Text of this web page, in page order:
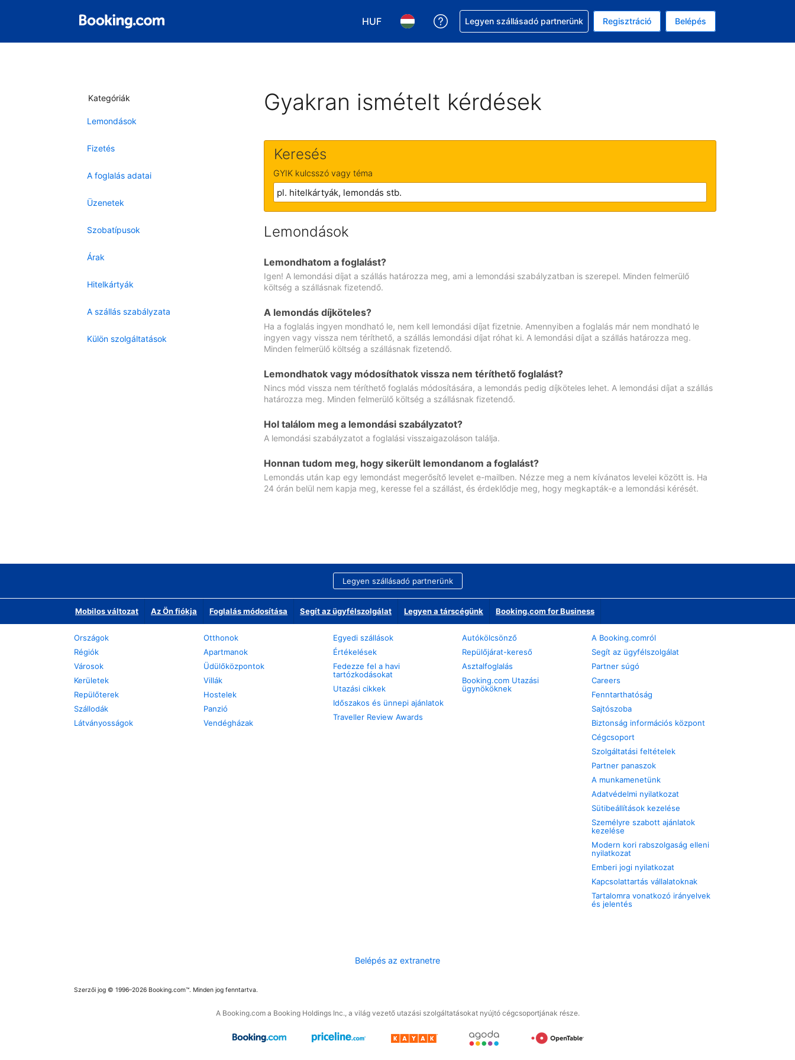
HUF
Válasszon pénznemet. Jelenlegi kiválasztott pénznem: magyar forint
Válasszon nyelvet. Jelenleg kiválasztott nyelv: Magyar
Segítség a foglalással
Legyen szállásadó partnerünk Regisztráció Belépés
Kategóriák
Lemondások
Fizetés
A foglalás adatai
Üzenetek
Szobatípusok
Árak
Hitelkártyák
A szállás szabályzata
Külön szolgáltatások
Gyakran ismételt kérdések
Keresés
GYIK kulcsszó vagy téma
Lemondások
Lemondhatom a foglalást?
Igen! A lemondási díjat a szállás határozza meg, ami a lemondási szabályzatban is szerepel. Minden felmerülő
költség a szállásnak fizetendő.
A lemondás díjköteles?
Ha a foglalás ingyen mondható le, nem kell lemondási díjat fizetnie. Amennyiben a foglalás már nem mondható le
ingyen vagy vissza nem téríthető, a szállás lemondási díjat róhat ki. A lemondási díjat a szállás határozza meg.
Minden felmerülő költség a szállásnak fizetendő.
Lemondhatok vagy módosíthatok vissza nem téríthető foglalást?
Nincs mód vissza nem téríthető foglalás módosítására, a lemondás pedig díjköteles lehet. A lemondási díjat a szállás
határozza meg. Minden felmerülő költség a szállásnak fizetendő.
Hol találom meg a lemondási szabályzatot?
A lemondási szabályzatot a foglalási visszaigazoláson találja.
Honnan tudom meg, hogy sikerült lemondanom a foglalást?
Lemondás után kap egy lemondást megerősítő levelet e-mailben. Nézze meg a nem kívánatos levelei között is. Ha
24 órán belül nem kapja meg, keresse fel a szállást, és érdeklődje meg, hogy megkapták-e a lemondási kérését.
Legyen szállásadó partnerünk
Mobilos változat Az Ön fiókja Foglalás módosítása Segít az ügyfélszolgálat Legyen a társcégünk Booking.com for Business
Országok
Régiók
Városok
Kerületek
Repülőterek
Szállodák
Látványosságok
Otthonok
Apartmanok
Üdülőközpontok
Villák
Hostelek
Panzió
Vendégházak
Egyedi szállások
Értékelések
Fedezze fel a havi
tartózkodásokat
Utazási cikkek
Időszakos és ünnepi ajánlatok
Traveller Review Awards
Autókölcsönző
Repülőjárat-kereső
Asztalfoglalás
Booking.com Utazási
ügynököknek
A Booking.comról
Segít az ügyfélszolgálat
Partner súgó
Careers
Fenntarthatóság
Sajtószoba
Biztonság információs központ
Cégcsoport
Szolgáltatási feltételek
Partner panaszok
A munkamenetünk
Adatvédelmi nyilatkozat
Sütibeállítások kezelése
Személyre szabott ajánlatok
kezelése
Modern kori rabszolgaság elleni
nyilatkozat
Emberi jogi nyilatkozat
Kapcsolattartás vállalatoknak
Tartalomra vonatkozó irányelvek
és jelentés
Belépés az extranetre
Szerzői jog © 1996–2026 Booking.com™. Minden jog fenntartva.
A Booking.com a Booking Holdings Inc., a világ vezető utazási szolgáltatásokat nyújtó cégcsoportjának része.